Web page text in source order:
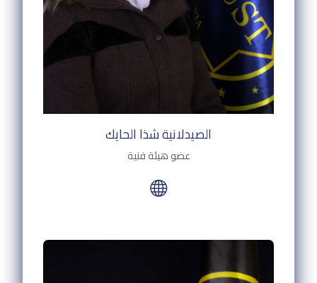
الصيدلانية شذا الحايك
عضو هيئة فنية